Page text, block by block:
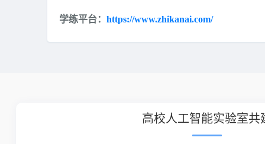
学练平台： https://www.zhikanai.com/
高校人工智能学科共